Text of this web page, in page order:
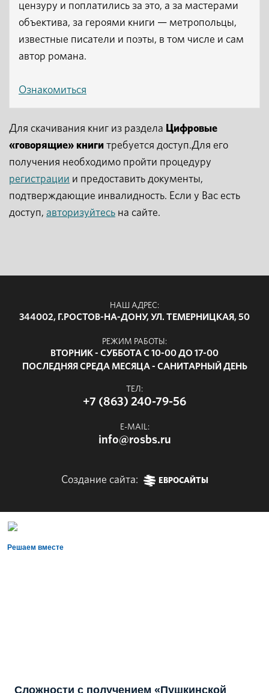
цензуру и поплатились за это, а за мастерами
объектива, за героями книги — метропольцы,
известные писатели и поэты, в том числе и сам
автор романа.
Ознакомиться
Для скачивания книг из раздела Цифровые
«говорящие» книги требуется доступ.Для его
получения необходимо пройти процедуру
регистрации и предоставить документы,
подтверждающие инвалидность. Если у Вас есть
доступ, авторизуйтесь на сайте.
НАШ АДРЕС:
344002, Г.РОСТОВ-НА-ДОНУ, УЛ. ТЕМЕРНИЦКАЯ, 50
РЕЖИМ РАБОТЫ:
ВТОРНИК - СУББОТА С 10-00 ДО 17-00
ПОСЛЕДНЯЯ СРЕДА МЕСЯЦА - САНИТАРНЫЙ ДЕНЬ
ТЕЛ:
+7 (863) 240-79-56
E-MAIL:
info@rosbs.ru
Создание сайта: ЕВРОСАЙТЫ
Решаем вместе
Сложности с получением «Пушкинской